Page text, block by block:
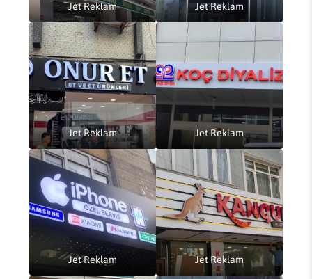
Jet Reklam Jet Reklam
Jet Reklam Jet Reklam
Jet Reklam Jet Reklam